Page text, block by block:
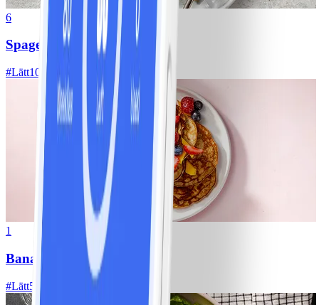
6
Spagetti med köttfärssås
#Lätt10 MIN
1
Bananpannkakor
#Lätt5 MIN